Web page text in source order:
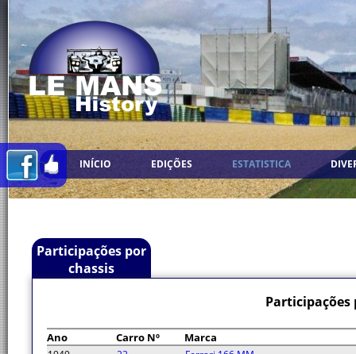
INÍCIO EDIÇÕES ESTATISTICA
Participações por
chassis
Participações
Ano Carro Nº Marca